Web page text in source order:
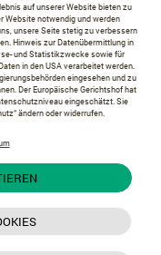
auf unserer Website bieten zu
Website notwendig und werden
unsere Seite stetig zu verbessern
Hinweis zur Datenübermittlung in
und Statistikzwecke sowie für
in den USA verarbeitet werden.
eingesehen und zu
Der Europäische Gerichtshof hat
eingeschätzt. Sie
ändern oder widerrufen.